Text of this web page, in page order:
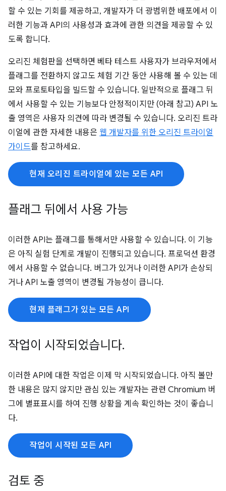
할 수 있는 기회를 제공하고, 개발자가 더 광범위한 배포에서 이
러한 기능과 API의 사용성과 효과에 관한 의견을 제공할 수 있
도록 합니다.
오리진 체험판을 선택하면 베타 테스트 사용자가 브라우저에서
플래그를 전환하지 않고도 체험 기간 동안 사용해 볼 수 있는 데
모와 프로토타입을 빌드할 수 있습니다. 일반적으로 플래그 뒤
에서 사용할 수 있는 기능보다 안정적이지만 (아래 참고) API 노
출 영역은 사용자 의견에 따라 변경될 수 있습니다. 오리진 트라
이얼에 관한 자세한 내용은 웹 개발자를 위한 오리진 트라이얼
가이드를 참고하세요.
현재 오리진 트라이얼에 있는 모든 API
플래그 뒤에서 사용 가능
이러한 API는 플래그를 통해서만 사용할 수 있습니다. 이 기능
은 아직 실험 단계로 개발이 진행되고 있습니다. 프로덕션 환경
에서 사용할 수 없습니다. 버그가 있거나 이러한 API가 손상되
거나 API 노출 영역이 변경될 가능성이 큽니다.
현재 플래그가 있는 모든 API
작업이 시작되었습니다.
이러한 API에 대한 작업은 이제 막 시작되었습니다. 아직 볼만
한 내용은 많지 않지만 관심 있는 개발자는 관련 Chromium 버
그에 별표표시를 하여 진행 상황을 계속 확인하는 것이 좋습니
다.
작업이 시작된 모든 API
검토 중